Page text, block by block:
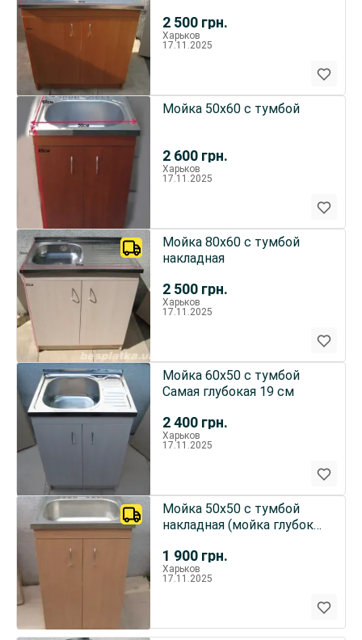
2 500 грн.
Харьков
17.11.2025
2 600 грн.
Мойка 50х60 с тумбой
Харьков
17.11.2025
2 500 грн.
Мойка 80х60 с тумбой
накладная
Харьков
17.11.2025
2 400 грн.
Мойка 60х50 с тумбой
Самая глубокая 19 см
Харьков
17.11.2025
1 900 грн.
Мойка 50х50 с тумбой
накладная (мойка глубокая
Харьков
17.11.2025